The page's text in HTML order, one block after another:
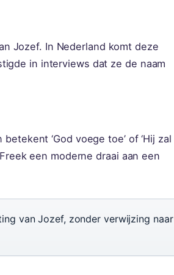
Jozef. In Nederland komt deze
in interviews dat ze de naam
‘God voege toe’ of ‘Hij zal
een moderne draai aan een
van Jozef, zonder verwijzing naar